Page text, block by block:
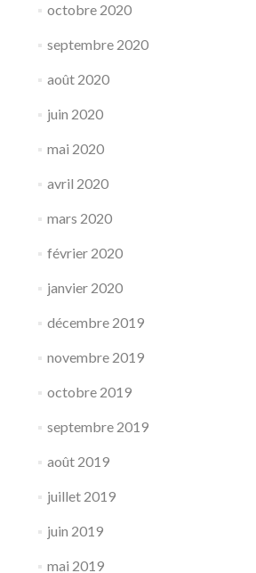
octobre 2020
septembre 2020
août 2020
juin 2020
mai 2020
avril 2020
mars 2020
février 2020
janvier 2020
décembre 2019
novembre 2019
octobre 2019
septembre 2019
août 2019
juillet 2019
juin 2019
mai 2019